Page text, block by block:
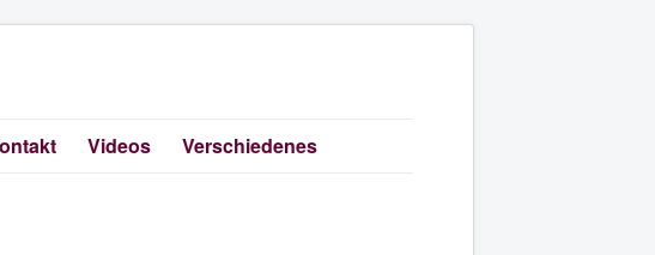
Videos Verschiedenes